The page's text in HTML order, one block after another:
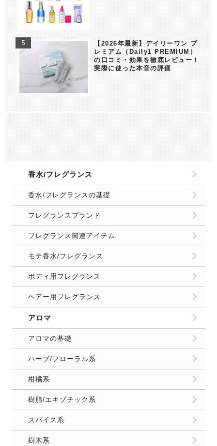
【2026年最新】デイリーワン プ
レミアム（Daily1 PREMIUM）
の口コミ・効果を徹底レビュー！
実際に使った本音の評価
香水/フレグランス
香水/フレグランスの基礎
フレグランスブランド
フレグランス関連アイテム
モテ香水/フレグランス
ボディ用フレグランス
ヘアー用フレグランス
アロマ
アロマの基礎
ハーブ/フローラル系
柑橘系
樹脂/エキゾチック系
スパイス系
樹木系